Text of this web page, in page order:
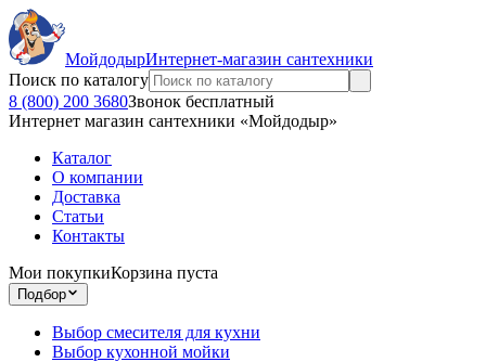
МойдодырИнтернет-магазин сантехники
Поиск по каталогу
8 (800) 200 3680Звонок бесплатный
Интернет магазин сантехники «Мойдодыр»
Каталог
О компании
Доставка
Статьи
Контакты
Мои покупкиКорзина пуста
Подбор
Выбор смесителя для кухни
Выбор кухонной мойки